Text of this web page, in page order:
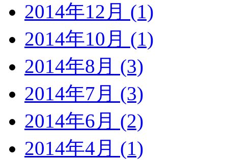
2014年12月 (1)
2014年10月 (1)
2014年8月 (3)
2014年7月 (3)
2014年6月 (2)
2014年4月 (1)